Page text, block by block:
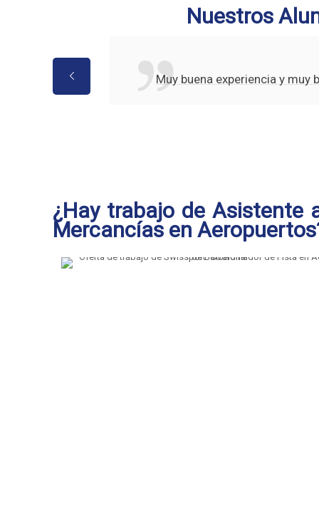
Nuestros
Muy buena experiencia y muy
¿Hay trabajo de Asistente
Mercancías en